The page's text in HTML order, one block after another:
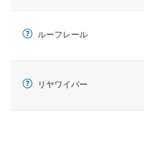
ルーフレール
リヤワイパー